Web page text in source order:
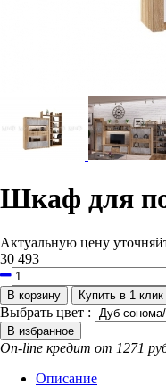
Шкаф для
Актуальную цену
30 493
Выбрать цвет :
On-line кредит от 1271
Описание